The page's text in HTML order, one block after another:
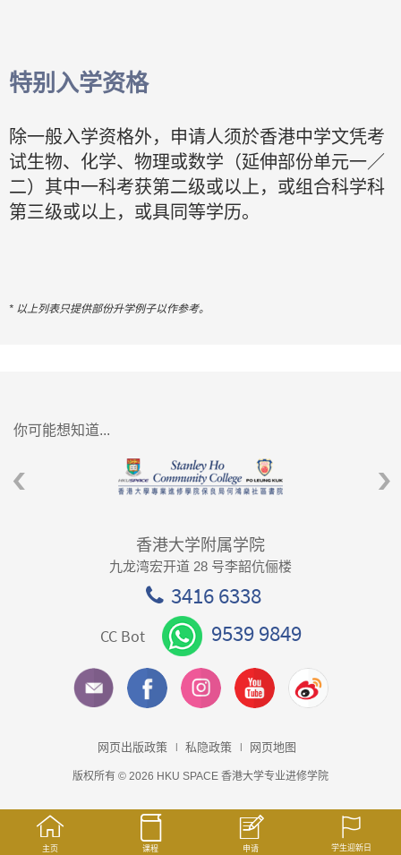
特别入学资格
除一般入学资格外，申请人须於香港中学文凭考
试生物、化学、物理或数学（延伸部份单元一／
二）其中一科考获第二级或以上，或组合科学科
第三级或以上，或具同等学历。
* 以上列表只提供部份升学例子以作参考。
你可能想知道...
香港大学附属学院
九龙湾宏开道 28 号李韶伉俪楼
3416 6338
CC Bot 9539 9849
网页出版政策 私隐政策 网页地图
版权所有 © 2026 HKU SPACE 香港大学专业进修学院
主页 课程 申请 学生迎新日